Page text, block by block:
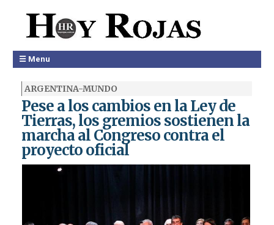
☰ Menu
ARGENTINA-MUNDO
Pese a los cambios en la Ley de
Tierras, los gremios sostienen la
marcha al Congreso contra el
proyecto oficial